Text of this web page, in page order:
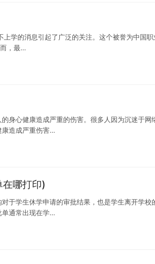
学的消息引起了广泛的关注。这个被誉为中国职
，最…
身心健康造成严重的伤害。很多人因为沉迷于
康造成严重伤害…
哪打印)
于学生休学申请的审批结果，也是学生离开学校
单通常出现在学…